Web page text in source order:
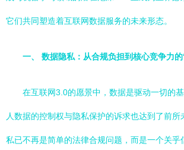
它们共同塑造着互联网数据服务的未来形态。
一、 数据隐私：从合规负担到核心竞争力的
在互联网3.0的愿景中，数据是驱动一切的
人数据的控制权与隐私保护的诉求也达到了前所
私已不再是简单的法律合规问题，而是一个关乎